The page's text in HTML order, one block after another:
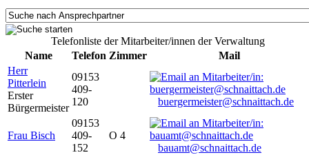
Telefonliste der Mitarbeiter/innen der Verwaltung
Name
Telefon Zimmer
Mail
Herr
Pitterlein
Erster
Bürgermeister
09153
409-
120
buergermeister@schnaittach.de
Frau Bisch
09153
409-
152
O 4
bauamt@schnaittach.de